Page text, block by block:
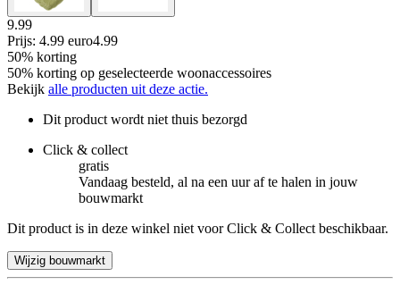
9.99
Prijs: 4.99 euro4.99
50% korting
50% korting op geselecteerde woonaccessoires
Bekijk alle producten uit deze actie.
Dit product wordt niet thuis bezorgd
Click & collect
gratis
Vandaag besteld, al na een uur af te halen in jouw
bouwmarkt
Dit product is in deze winkel niet voor Click & Collect beschikbaar.
Wijzig bouwmarkt